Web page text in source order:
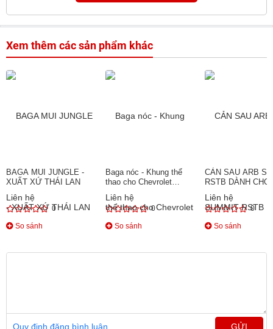
Xem thêm các sản phẩm khác
BAGA MUI JUNGLE -
XUẤT XỨ THÁI LAN
Liên hệ
0
So sánh
Baga nóc - Khung thể
thao cho Chevrolet
Liên hệ
0
So sánh
CẢN SAU ARB
RSTB DÀNH CHO
Liên hệ
0
So sánh
Quy định đăng bình luận GỬI